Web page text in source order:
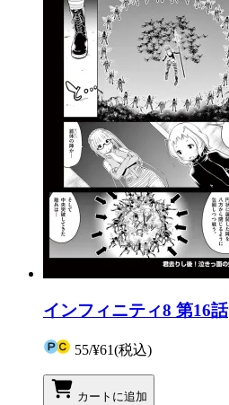
インフィニティ8 第16話
55/¥61(税込)
カートに追加